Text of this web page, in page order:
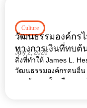
Culture
วัฒนธรรมองค์กร
ทางการเงินที่ทบต้
July 2, 2026
สิ่งที่ทำให้ James L.
วัฒนธรรมองค์กรคนอื่น
แรงบันดาลใจหรือภาว